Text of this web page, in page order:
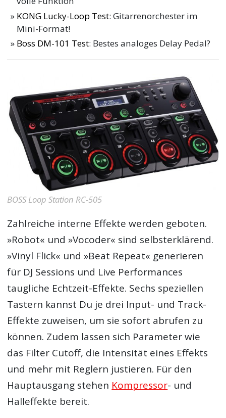
KONG Lucky-Loop Test: Gitarrenorchester im
Mini-Format!
Boss DM-101 Test: Bestes analoges Delay Pedal?
BOSS Loop Station RC-505
Zahlreiche interne Effekte werden geboten.
»Robot« und »Vocoder« sind selbsterklärend.
»Vinyl Flick« und »Beat Repeat« generieren
für DJ Sessions und Live Performances
taugliche Echtzeit-Effekte. Sechs speziellen
Tastern kannst Du je drei Input- und Track-
Effekte zuweisen, um sie sofort abrufen zu
können. Zudem lassen sich Parameter wie
das Filter Cutoff, die Intensität eines Effekts
und mehr mit Reglern justieren. Für den
Hauptausgang stehen Kompressor- und
Halleffekte bereit.